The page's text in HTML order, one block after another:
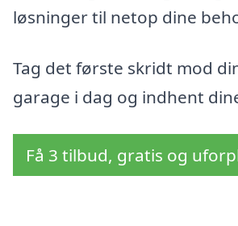
løsninger til netop dine
Tag det første skridt mod
garage i dag og indhent
Få 3 tilbud, gratis og